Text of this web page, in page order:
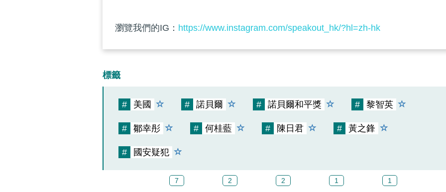
瀏覽我們的IG： https://www.instagram.com/speakout_hk/?hl=zh-hk
標籤
# 美國 # 諾貝爾 # 諾貝爾和平獎 # 黎智英
# 鄒幸彤 # 何桂藍 # 陳日君 # 黃之鋒
# 國安疑犯
7 2 2 1 1